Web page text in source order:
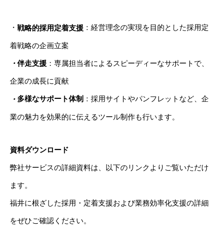
・ 戦略的採用定着支援 ：経営理念の実現を目的とした採用定
着戦略の企画立案
・ 伴走支援 ：専属担当者によるスピーディーなサポートで、
企業の成長に貢献
・ 多様なサポート体制 ：採用サイトやパンフレットなど、企
業の魅力を効果的に伝えるツール制作も行います。
資料ダウンロード
弊社サービスの詳細資料は、以下のリンクよりご覧いただけ
ます。
福井に根ざした採用・定着支援および業務効率化支援の詳細
をぜひご確認ください。